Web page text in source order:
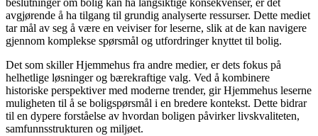
beslutninger om bolig kan ha langsiktige konsekvenser, er det
avgjørende å ha tilgang til grundig analyserte ressurser. Dette mediet
tar mål av seg å være en veiviser for leserne, slik at de kan navigere
gjennom komplekse spørsmål og utfordringer knyttet til bolig.
Det som skiller Hjemmehus fra andre medier, er dets fokus på
helhetlige løsninger og bærekraftige valg. Ved å kombinere
historiske perspektiver med moderne trender, gir Hjemmehus leserne
muligheten til å se boligspørsmål i en bredere kontekst. Dette bidrar
til en dypere forståelse av hvordan boligen påvirker livskvaliteten,
samfunnsstrukturen og miljøet.